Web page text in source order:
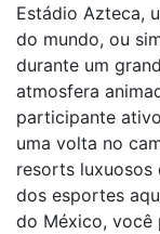
Estádio Azteca,
do mundo, ou
durante um
atmosfera
participante
uma volta no
resorts luxuosos
dos esportes
do México, você